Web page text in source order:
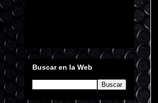
Buscar en la Web